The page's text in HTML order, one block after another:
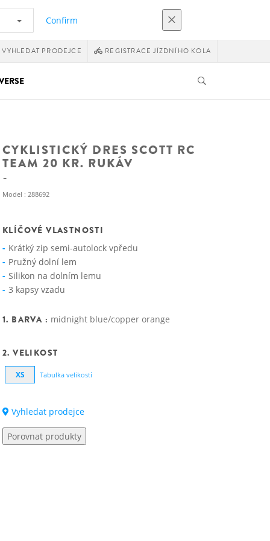
Confirm
VYHLEDAT PRODEJCE REGISTRACE JÍZDNÍHO KOLA
CYKLISTICKÝ DRES SCOTT RC
TEAM 20 KR. RUKÁV
Model : 288692
KLÍČOVÉ VLASTNOSTI
Krátký zip semi-autolock vpředu
Pružný dolní lem
Silikon na dolním lemu
3 kapsy vzadu
1. BARVA : midnight blue/copper orange
2. VELIKOST
XS Tabulka velikostí
Vyhledat prodejce
Porovnat produkty